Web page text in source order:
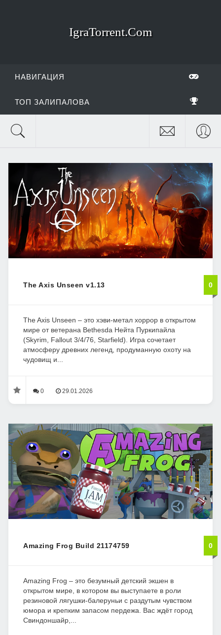
IgraTorrent.Com
НАВИГАЦИЯ
ТОП ЗАЛИПАЛОВА
The Axis Unseen v1.13 0
The Axis Unseen – это хэви-метал хоррор в открытом
мире от ветерана Bethesda Нейта Пуркипайла
(Skyrim, Fallout 3/4/76, Starfield). Игра сочетает
атмосферу древних легенд, продуманную охоту на
чудовищ и...
0 29.01.2026
Amazing Frog Build 21174759 0
Amazing Frog – это безумный детский экшен в
открытом мире, в котором вы выступаете в роли
резиновой лягушки-балеруньи с раздутым чувством
юмора и крепким запасом пердежа. Вас ждёт город
Свиндоншайр,...